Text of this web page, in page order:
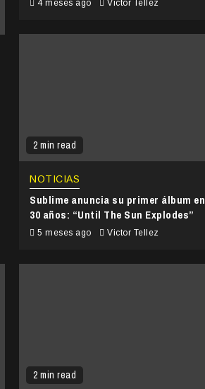
4 meses ago Victor Tellez
2 min read
NOTICIAS
Sublime anuncia su primer álbum en
30 años: “Until The Sun Explodes”
5 meses ago Victor Tellez
2 min read